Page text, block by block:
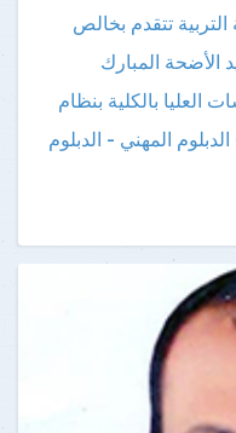
التربية تتقدم بخالص
الأضحة المبارك
العليا بالكلية بنظام
المهني - الدبلوم